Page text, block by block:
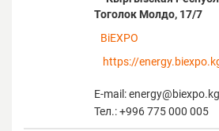
Тоголок Молдо, 17/7
BiEXPO
https://
E-mail: energy@biexpo.kg
Тел.: +996 775 000 005